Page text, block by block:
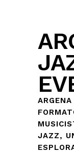
JAZZ,